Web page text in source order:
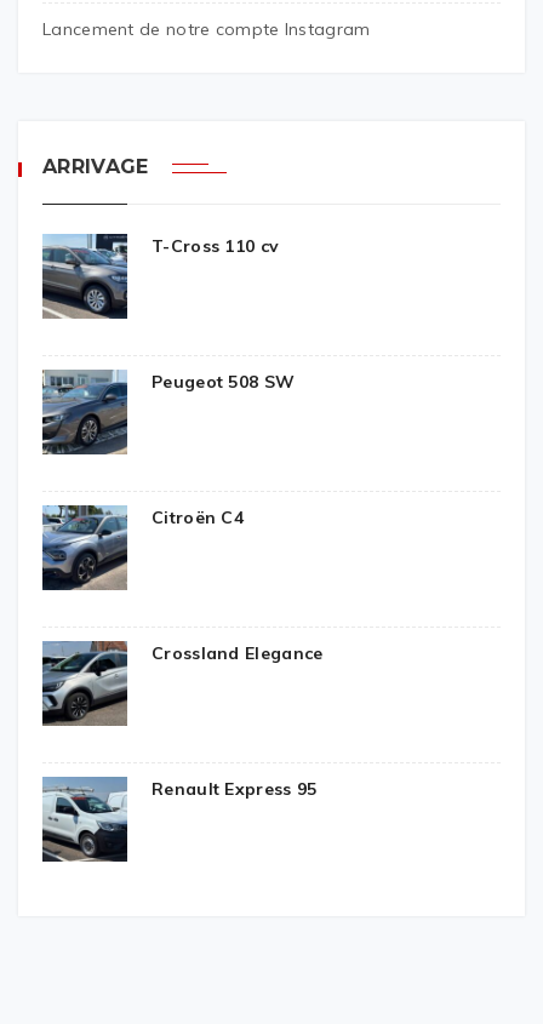
Lancement de notre compte Instagram
ARRIVAGE
T-Cross 110 cv
Peugeot 508 SW
Citroën C4
Crossland Elegance
Renault Express 95